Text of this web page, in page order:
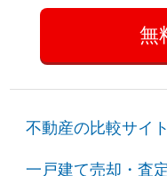
不動産の比較サイ
一戸建て売却・査定